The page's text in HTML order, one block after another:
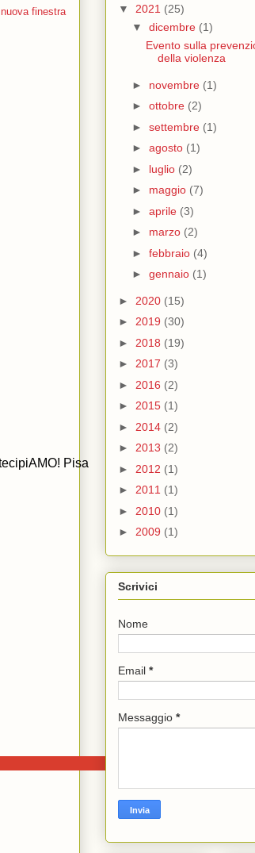
nuova finestra
▼ 2021 (25)
▼ dicembre (1)
Evento sulla
della violenza
► novembre (1)
► ottobre (2)
► settembre (1)
► agosto (1)
► luglio (2)
► maggio (7)
► aprile (3)
► marzo (2)
► febbraio (4)
► gennaio (1)
► 2020 (15)
► 2019 (30)
► 2018 (19)
► 2017 (3)
► 2016 (2)
► 2015 (1)
► 2014 (2)
► 2013 (2)
► 2012 (1)
► 2011 (1)
► 2010 (1)
► 2009 (1)
Scrivici
Nome
Email *
Messaggio *